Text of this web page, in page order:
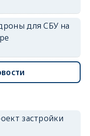
для СБУ на
застройки